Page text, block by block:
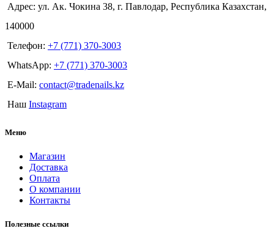
Адрес: ул. Ак. Чокина 38, г. Павлодар, Республика Казахстан,
140000
Телефон: +7 (771) 370-3003
WhatsApp: +7 (771) 370-3003
E-Mail: contact@tradenails.kz
Наш Instagram
Меню
Магазин
Доставка
Оплата
О компании
Контакты
Полезные ссылки